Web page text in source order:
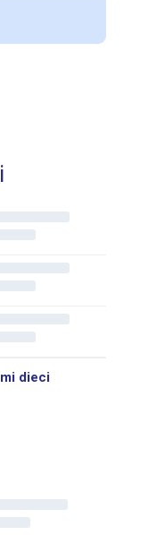
dieci